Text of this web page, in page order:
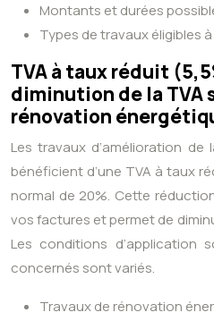
Montants et durées
Types de travaux éligibles à
TVA à taux réduit
diminution de la TVA
rénovation
Les travaux d’amélioration
bénéficient d’une TVA à taux
normal de 20%. Cette
vos factures et permet de
Les conditions d’application
concernés sont variés.
Travaux de rénovation